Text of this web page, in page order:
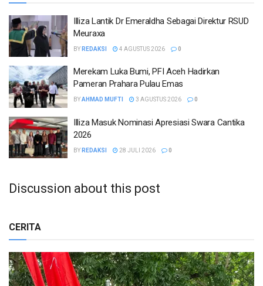
Illiza Lantik Dr Emeraldha Sebagai Direktur RSUD
Meuraxa
BY REDAKSI 4 AGUSTUS 2026 0
Merekam Luka Bumi, PFI Aceh Hadirkan
Pameran Prahara Pulau Emas
BYAHMAD MUFTI 3 AGUSTUS 2026 0
Illiza Masuk Nominasi Apresiasi Swara Cantika
2026
BY REDAKSI 28 JULI 2026 0
Discussion about this post
CERITA